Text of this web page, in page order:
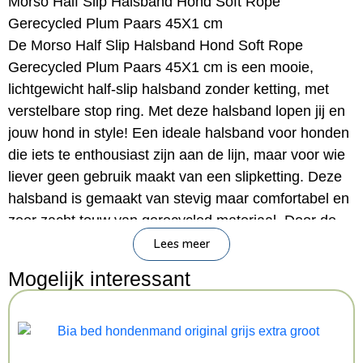
Gerecycled Plum Paars 45X1 cm
De Morso Half Slip Halsband Hond Soft Rope
Gerecycled Plum Paars 45X1 cm is een mooie,
lichtgewicht half-slip halsband zonder ketting, met
verstelbare stop ring. Met deze halsband lopen jij en
jouw hond in style! Een ideale halsband voor honden
die iets te enthousiast zijn aan de lijn, maar voor wie
liever geen gebruik maakt van een slipketting. Deze
halsband is gemaakt van stevig maar comfortabel en
zeer zacht touw van gerecycled materiaal. Door de
handige constructie komt de halsband iets strakker te
staan bij veel druk, maar zorgt de ring voor een
blokkade die voorkomt dat de halsband volledig strak
trekt. Eenvoudig om- en af te doen!
– Half-slip halsband voor de hond
Lees meer
Mogelijk interessant